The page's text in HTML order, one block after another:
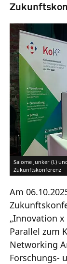
Salome Junker (l.)
Zukunftskonferenz
Am
„Innovation
Parallel zum
Networking
Forschungs-